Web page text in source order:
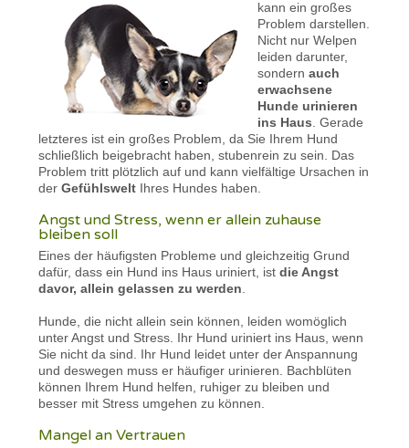
kann ein großes
Problem darstellen.
Nicht nur Welpen
leiden darunter,
sondernauch
erwachsene
Hunde urinieren
ins Haus. Gerade
letzteres ist ein großes Problem, da Sie Ihrem Hund
schließlich beigebracht haben, stubenrein zu sein. Das
Problem tritt plötzlich auf und kann vielfältige Ursachen in
derGefühlswelt Ihres Hundes haben.
Angst und Stress, wenn er allein zuhause
bleiben soll
Eines der häufigsten Probleme und gleichzeitig Grund
dafür, dass ein Hund ins Haus uriniert, istdie Angst
davor, allein gelassen zu werden.
Hunde, die nicht allein sein können, leiden womöglich
unter Angst und Stress. Ihr Hund uriniert ins Haus, wenn
Sie nicht da sind. Ihr Hund leidet unter der Anspannung
und deswegen muss er häufiger urinieren. Bachblüten
können Ihrem Hund helfen, ruhiger zu bleiben und
besser mit Stress umgehen zu können.
Mangel an Vertrauen